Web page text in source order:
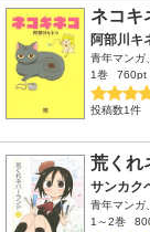
ネコキ
阿部川キ
青年マンガ
1巻
760pt
投稿数1件
荒くれ
サンカク
青年マンガ
1～2巻